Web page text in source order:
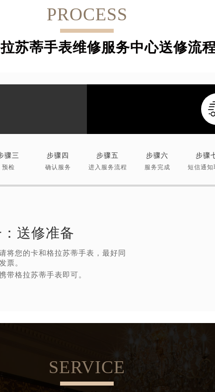
PROCESS
苏蒂手表维修服务中心送修流程
骤三
预检
步骤四
确认服务
步骤五
进入服务流程
步骤六
服务完成
步骤
短信通知
送修准备
将您的卡和格拉苏蒂手表，最好同
票。
带格拉苏蒂手表即可。
SERVICE